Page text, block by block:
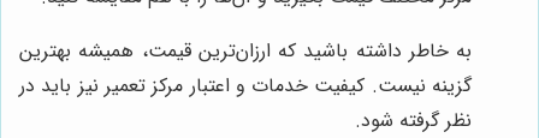
به خاطر داشته باشید که ارزان‌ترین قیمت، همیشه بهترین
گزینه نیست. کیفیت خدمات و اعتبار مرکز تعمیر نیز باید در
نظر گرفته شود.